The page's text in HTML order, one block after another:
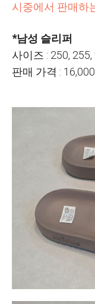
시중에서 판매하
*남성 슬리퍼
사이즈 : 250,
판매 가격 :